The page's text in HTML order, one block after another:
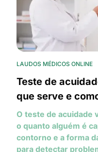
LAUDOS MÉDICOS ONLINE
Teste de
que serve e
O teste de acuidade
o quanto alguém é
contorno e a forma
para detectar